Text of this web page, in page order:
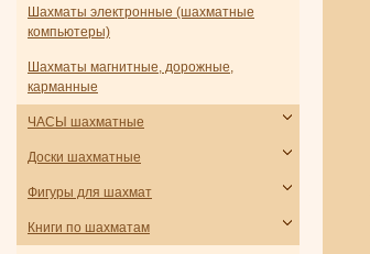
Шахматы электронные (шахматные
компьютеры)
Шахматы магнитные, дорожные,
карманные
ЧАСЫ шахматные
Доски шахматные
Фигуры для шахмат
Книги по шахматам